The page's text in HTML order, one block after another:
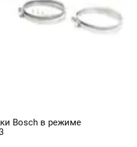
Bosch в режиме